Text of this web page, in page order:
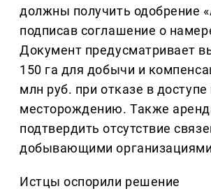
должны получить одобрение
подписав соглашение о
Документ предусматривает
150 га для добычи и
млн руб. при отказе в доступе
месторождению. Также
подтвердить отсутствие
добывающими
Истцы оспорили решение